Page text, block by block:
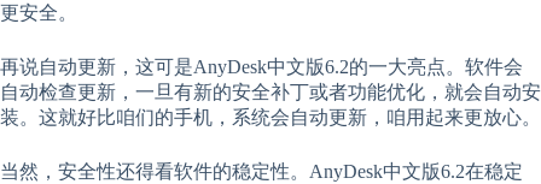
更安全。
再说自动更新，这可是AnyDesk中文版6.2的一大亮点。软件会
自动检查更新，一旦有新的安全补丁或者功能优化，就会自动安
装。这就好比咱们的手机，系统会自动更新，咱用起来更放心。
当然，安全性还得看软件的稳定性。AnyDesk中文版6.2在稳定